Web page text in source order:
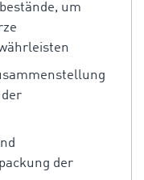
um
der